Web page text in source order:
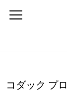
メ
コ
コダック プ